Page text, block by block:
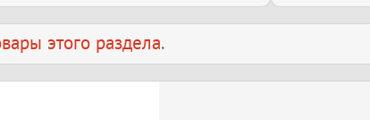
этого раздела.